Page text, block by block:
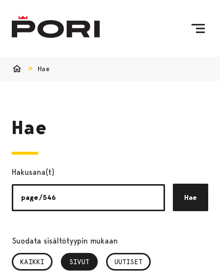
Hae
Hae
Hakusana(t)
Hae
Suodata sisältötyypin mukaan
KAIKKI SIVUT
, VALITTU UUTISET